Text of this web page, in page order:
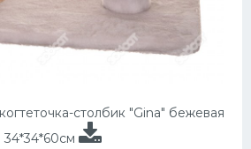
столбик "Gina" бежевая
34*34*60см